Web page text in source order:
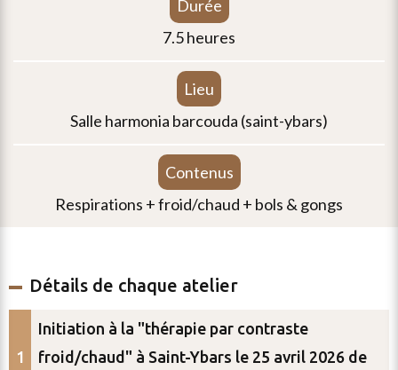
durée
7.5 heures
lieu
salle harmonia barcouda (saint-ybars)
contenus
respirations + froid/chaud + bols & gongs
Détails de chaque atelier
Initiation à la "thérapie par contraste
froid/chaud" à Saint-Ybars le 25 avril 2026 de